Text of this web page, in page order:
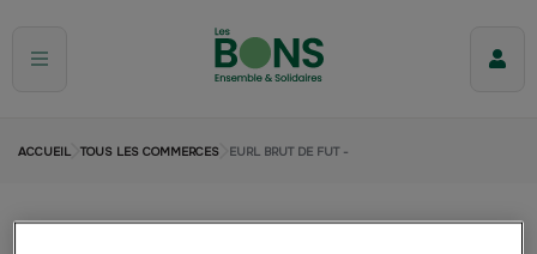
ACCUEIL TOUS LES COMMERCES EURL BRUT DE FUT -